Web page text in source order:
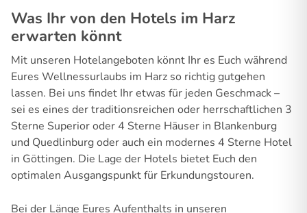
Was Ihr von den Hotels im Harz
erwarten könnt
Mit unseren Hotelangeboten könnt Ihr es Euch während
Eures Wellnessurlaubs im Harz so richtig gutgehen
lassen. Bei uns findet Ihr etwas für jeden Geschmack –
sei es eines der traditionsreichen oder herrschaftlichen 3
Sterne Superior oder 4 Sterne Häuser in Blankenburg
und Quedlinburg oder auch ein modernes 4 Sterne Hotel
in Göttingen. Die Lage der Hotels bietet Euch den
optimalen Ausgangspunkt für Erkundungstouren.
Bei der Länge Eures Aufenthalts in unseren